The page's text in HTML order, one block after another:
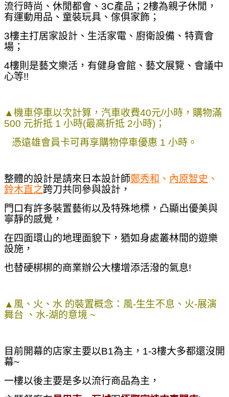
流行時尚、休閒都會、3C產品；2樓為親子休閒，
有運動用品、童裝玩具、傢俱家飾；
3樓主打居家設計、生活家電、廚衛設備、特賣會
場；
4樓則是藝文樂活，有健身會館、藝文展覽、會議中
心等!!
▲機車停車以次計算，汽車收費40元/小時，購物滿
500 元折抵 1 小時(最高折抵 2小時)；
憑遠雄會員卡可再享購物停車優惠 1 小時。
整體的設計是請來日本設計師鄭秀和 、 內原智史 、
鈴木直之跨刀共同參與設計，
門口有許多裝置藝術以及特殊地標，凸顯出優美與
寧靜的感覺，
在四面環山的地理面貌下，猶如身處叢林間的遊樂
設施，
也替硬梆梆的商業辦公大樓增添活潑的氣息!
▲ 風、火、水 的裝置概念：風-生生不息、火-展演
舞台 、水-湖的意境 ~
目前開幕的店家主要以B1為主，1-3樓大多都還沒開
幕~
一樓以後主要是多以流行商品為主，